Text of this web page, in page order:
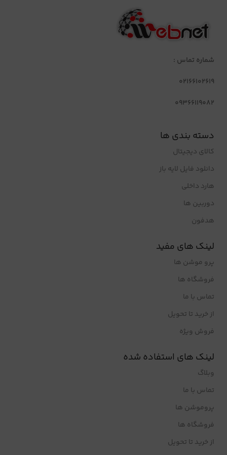
شماره تماس :
02166102619
09366119082
دسته بندی ها
کالای دیجیتال
دانلود فایل لایه باز
هارد داخلی
دوربین ها
هدفون
لینک های مفید
پرو موشن ها
فروشگاه ها
تماس با ما
از خرید تا تحویل
فروش ویژه
لینک های استفاده شده
وبلاگ
تماس با ما
پروموشن ها
فروشگاه ها
از خرید تا تحویل